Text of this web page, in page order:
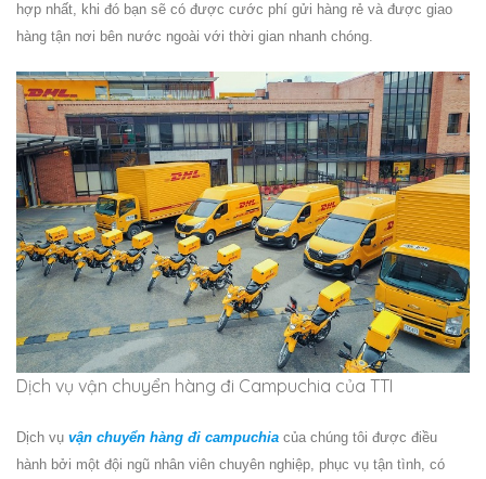
hợp nhất, khi đó bạn sẽ có được cước phí gửi hàng rẻ và được giao
hàng tận nơi bên nước ngoài với thời gian nhanh chóng.
Dịch vụ vận chuyển hàng đi Campuchia của TTI
Dịch vụ vận chuyển hàng đi campuchia của chúng tôi được điều
hành bởi một đội ngũ nhân viên chuyên nghiệp, phục vụ tận tình, có